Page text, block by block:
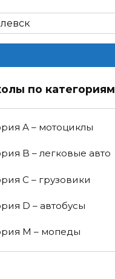
по категориям
A – мотоциклы
B – легковые авто
C – грузовики
D – автобусы
M – мопеды